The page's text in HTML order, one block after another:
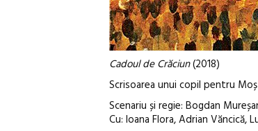
Cadoul de Crăciun(2018)
Scrisoarea unui copil pentru
Scenariu și regie: Bogdan
Cu: Ioana Flora, Adrian Văncică,